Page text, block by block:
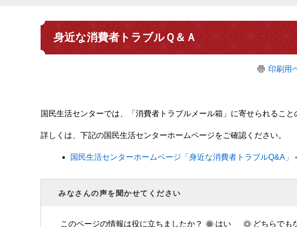
身近な消費者トラブルＱ＆Ａ
印刷用
国民生活センターでは、「消費者トラブルメール箱」に寄せられること
詳しくは、下記の国民生活センターホームページをご確認ください。
国民生活センターホームページ「身近な消費者トラブルQ&A」
みなさんの声を聞かせてください
このページの情報は役に立ちましたか？ はい どちらでも